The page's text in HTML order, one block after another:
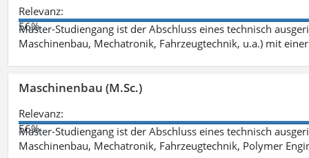
Relevanz:
56%
Master-Studiengang ist der Abschluss eines technisch
Maschinenbau, Mechatronik, Fahrzeugtechnik, u.a.) mit
Maschinenbau (M.Sc.)
Relevanz:
56%
Master-Studiengang ist der Abschluss eines technisch
Maschinenbau, Mechatronik, Fahrzeugtechnik, Polymer